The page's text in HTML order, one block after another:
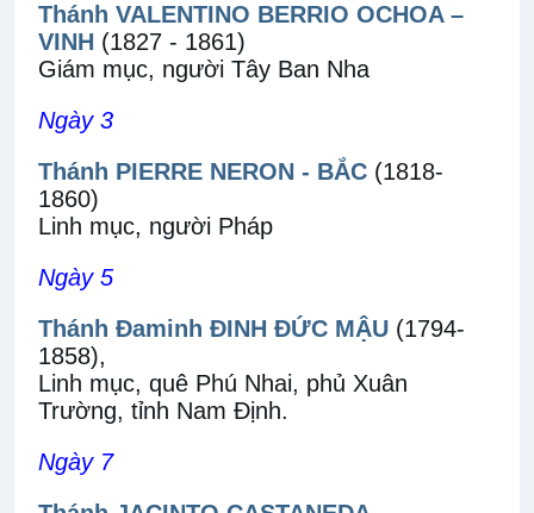
Thánh VALENTINO BERRIO OCHOA –
VINH (1827 - 1861)
Giám mục, người Tây Ban Nha
Ngày 3
Thánh PIERRE NERON - BẮC (1818-
1860)
Linh mục, người Pháp
Ngày 5
Thánh Đaminh ĐINH ĐỨC MẬU (1794-
1858),
Linh mục, quê Phú Nhai, phủ Xuân
Trường, tỉnh Nam Định.
Ngày 7